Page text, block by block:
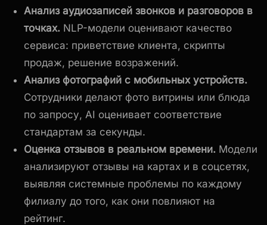
Анализ аудиозаписей звонков и разговоров в
точках. NLP-модели оценивают качество
сервиса: приветствие клиента, скрипты
продаж, решение возражений.
Анализ фотографий с мобильных устройств.
Сотрудники делают фото витрины или блюда
по запросу, AI оценивает соответствие
стандартам за секунды.
Оценка отзывов в реальном времени. Модели
анализируют отзывы на картах и в соцсетях,
выявляя системные проблемы по каждому
филиалу до того, как они повлияют на
рейтинг.